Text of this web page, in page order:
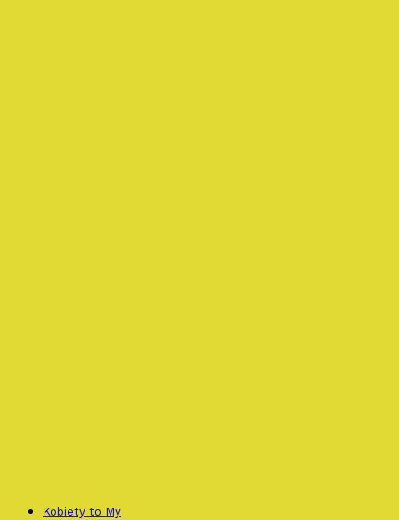
Kobiety to My